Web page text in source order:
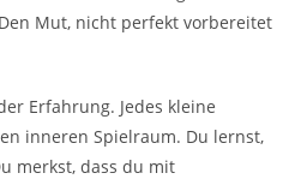
Mut, nicht perfekt vorbereitet
Erfahrung. Jedes kleine
inneren Spielraum. Du lernst,
merkst, dass du mit